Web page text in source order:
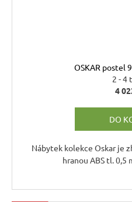
OSKAR postel
2 - 4
4
DO
Nábytek kolekce Oskar je
hranou ABS tl. 0,5